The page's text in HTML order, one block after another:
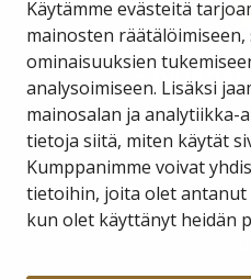
Käytämme evästeitä
mainosten räätälöimiseen,
ominaisuuksien
analysoimiseen. Lisäksi
mainosalan ja analytiikka-
tietoja siitä, miten käytät
Kumppanimme voivat
tietoihin, joita olet
kun olet käyttänyt heidän
98800